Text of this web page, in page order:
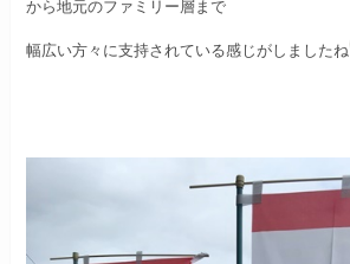
から地元のファミリー層まで
幅広い方々に支持されている感じがしましたね